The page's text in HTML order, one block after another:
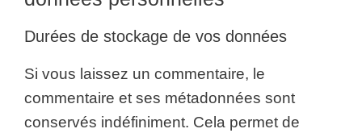
Durées de stockage de vos données
Si vous laissez un commentaire, le
commentaire et ses métadonnées sont
conservés indéfiniment. Cela permet de